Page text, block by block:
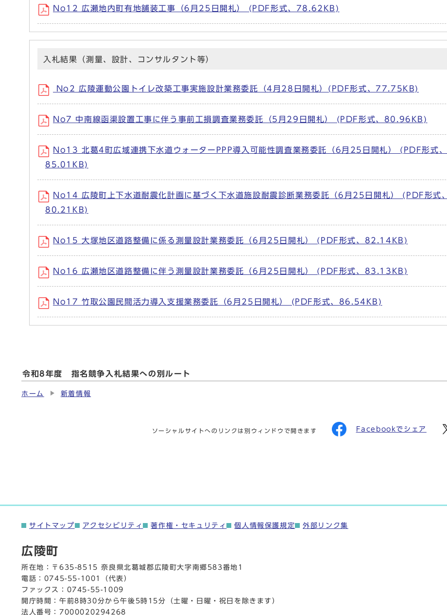
No12 広瀬地内町有地舗装工事（6月25日開札） (PDF形式、78.62KB)
入札結果（測量、設計、コンサルタント等）
No2 広陵運動公園トイレ改築工事実施設計業務委託（4月28日開札）(PDF形式、77.75KB)
No7 中南線函渠設置工事に伴う事前工損調査業務委託（5月29日開札） (PDF形式、80.96KB)
No13 北葛4町広域連携下水道ウォーターPPP導入可能性調査業務委託（6月25日開札） (PDF形式、
85.01KB)
No14 広陵町上下水道耐震化計画に基づく下水道施設耐震診断業務委託（6月25日開札） (PDF形式、
80.21KB)
No15 大塚地区道路整備に係る測量設計業務委託（6月25日開札） (PDF形式、82.14KB)
No16 広瀬地区道路整備に伴う測量設計業務委託（6月25日開札） (PDF形式、83.13KB)
No17 竹取公園民間活力導入支援業務委託（6月25日開札） (PDF形式、86.54KB)
令和8年度 指名競争入札結果への別ルート
ホーム 新着情報
ソーシャルサイトへのリンクは別ウィンドウで開きます Facebookでシェア
サイトマップ アクセシビリティ 著作権・セキュリティ 個人情報保護規定 外部リンク集
広陵町
所在地：〒635-8515 奈良県北葛城郡広陵町大字南郷583番地1
電話： 0745-55-1001
（代表）
ファックス：0745-55-1009
開庁時間：午前8時30分から午後5時15分（土曜・日曜・祝日を除きます）
法人番号：7000020294268